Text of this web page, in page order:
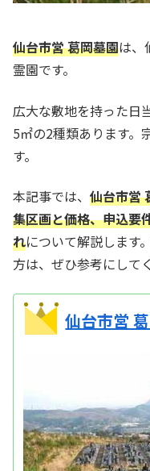
仙台市営 葛岡墓園は、
霊園です。
広大な敷地を持った日
5㎡の2種類あります。
す。
本記事では、 仙台市営
集区画と価格、申込要
れについて解説します
方は、ぜひ参考にして
仙台市営